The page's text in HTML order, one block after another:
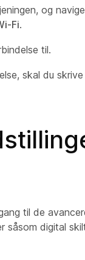
og
Fi.
til.
skal du
til de
digital